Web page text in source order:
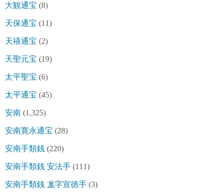
大観通宝 (8)
天保通宝 (11)
天禧通宝 (2)
天聖元宝 (19)
太平聖宝 (6)
太平通宝 (45)
安南 (1,325)
安南寛永通宝 (28)
安南手類銭 (220)
安南手類銭 安法手 (111)
安南手類銭 尨字宣徳手 (3)